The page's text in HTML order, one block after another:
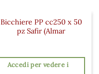
Bicchiere PP cc250 x 50
pz Safir (Almar
Accedi per vedere i